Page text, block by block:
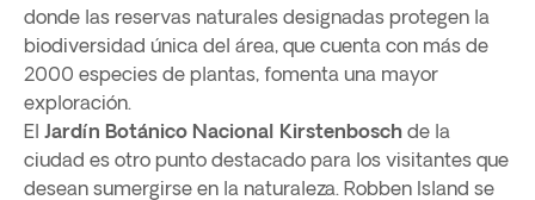
donde las reservas naturales designadas protegen la
biodiversidad única del área, que cuenta con más de
2000 especies de plantas, fomenta una mayor
exploración.
El Jardín Botánico Nacional Kirstenbosch de la
ciudad es otro punto destacado para los visitantes que
desean sumergirse en la naturaleza. Robben Island se